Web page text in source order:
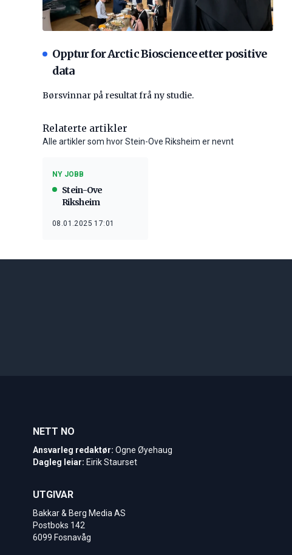
Opptur for Arctic Bioscience etter positive
data
Børsvinnar på resultat frå ny studie.
Relaterte artikler
Alle artikler som hvor Stein-Ove Riksheim er nevnt
NY JOBB
Stein-Ove
Riksheim
08.01.2025 17:01
NETT NO
Ansvarleg redaktør: Ogne Øyehaug
Dagleg leiar: Eirik Staurset
UTGIVAR
Bakkar & Berg Media AS
Postboks 142
6099 Fosnavåg